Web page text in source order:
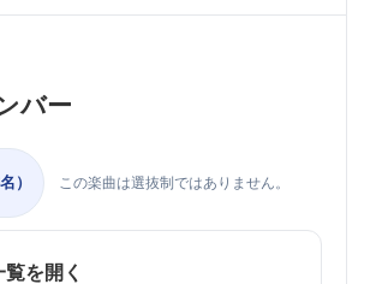
バー
） この楽曲は選抜制ではありません。
を開く